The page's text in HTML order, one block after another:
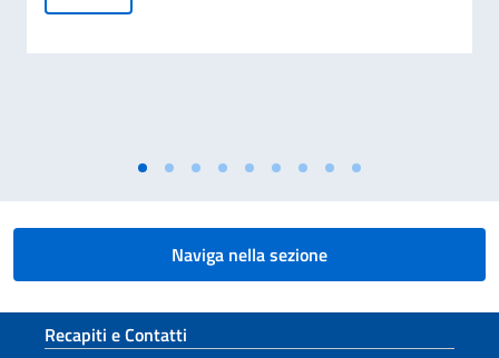
Naviga nella sezione
Sezione footer
Recapiti e Contatti